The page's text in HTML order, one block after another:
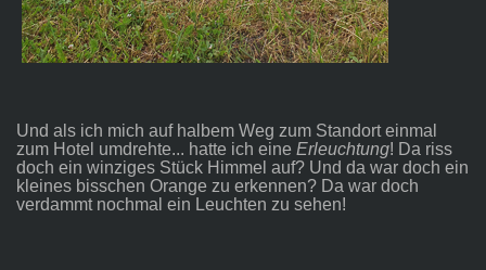
Und als ich mich auf halbem Weg zum Standort einmal
zum Hotel umdrehte... hatte ich eine Erleuchtung! Da riss
doch ein winziges Stück Himmel auf? Und da war doch ein
kleines bisschen Orange zu erkennen? Da war doch
verdammt nochmal ein Leuchten zu sehen!